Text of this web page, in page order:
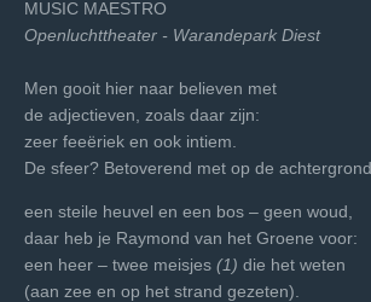
MUSIC MAESTRO
Openluchttheater - Warandepark Diest
Men gooit hier naar believen met
de adjectieven, zoals daar zijn:
zeer feeëriek en ook intiem.
De sfeer? Betoverend met op de achtergrond
een steile heuvel en een bos – geen woud,
daar heb je Raymond van het Groene voor:
een heer – twee meisjes (1) die het weten
(aan zee en op het strand gezeten).